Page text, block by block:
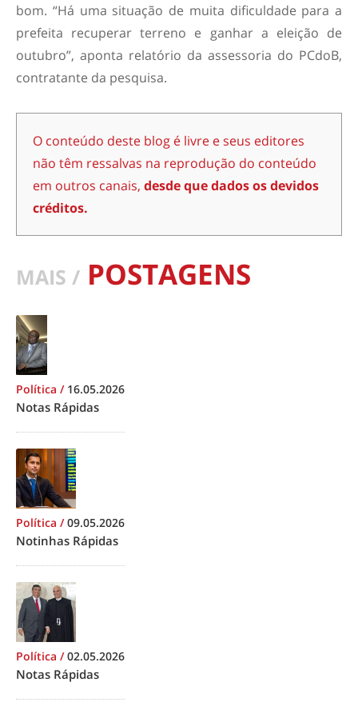
bom. “Há uma situação de muita dificuldade para a
prefeita recuperar terreno e ganhar a eleição de
outubro”, aponta relatório da assessoria do PCdoB,
contratante da pesquisa.
O conteúdo deste blog é livre e seus editores
não têm ressalvas na reprodução do conteúdo
em outros canais, desde que dados os devidos
créditos.
MAIS / POSTAGENS
Política / 16.05.2026
Notas Rápidas
Política /09.05.2026
Notinhas Rápidas
Política /02.05.2026
Notas Rápidas